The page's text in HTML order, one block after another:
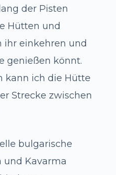
der Pisten
Hütten und
ihr einkehren und
genießen könnt.
kann ich die Hütte
Strecke zwischen
bulgarische
und Kavarma